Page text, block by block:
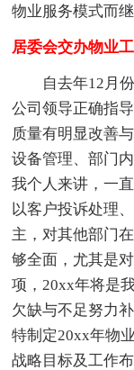
物业服务模式而继
居委会交办物业
自去年12月份
公司领导正确指
质量有明显改善
设备管理、部门
我个人来讲，一
以客户投诉处理
主，对其他部门
够全面，尤其是
项，20xx年将是
欠缺与不足努力
特制定20xx年物
战略目标及工作